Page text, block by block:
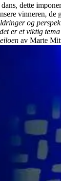
dette
vinneren,
og
er et viktig
av Marte